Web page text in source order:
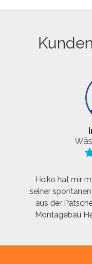
Heiko hat mir
seiner
aus der
Montagebau